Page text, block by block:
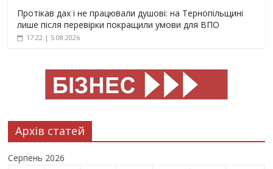
Протікав дах і не працювали душові: на Тернопільщині
лише після перевірки покращили умови для ВПО
17:22 | 5.08.2026
Архів статей
Серпень 2026